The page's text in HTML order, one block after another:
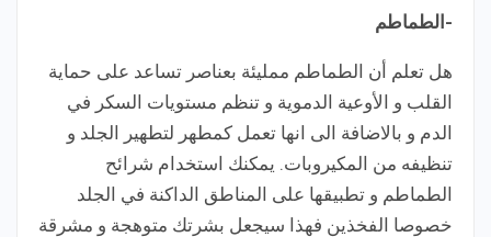
-الطماطم
هل تعلم أن الطماطم ممليئة بعناصر تساعد على حماية
القلب و الأوعية الدموية و تنظم مستويات السكر في
الدم و بالاضافة الى انها تعمل كمطهر لتطهير الجلد و
تنظيفه من المكيروبات. يمكنك استخدام شرائح
الطماطم و تطبيقها على المناطق الداكنة في الجلد
خصوصا الفخذين فهذا سيجعل بشرتك متوهجة و مشرقة